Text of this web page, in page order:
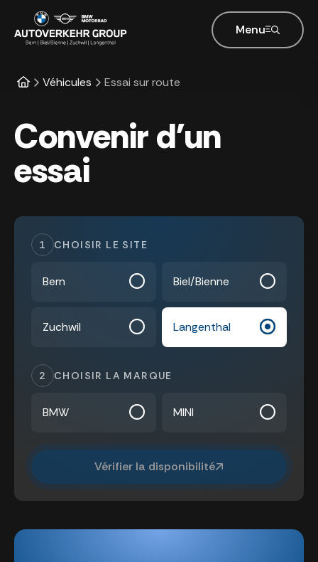
Menu
Véhicules Essai sur route
Convenir d'un
essai
1 CHOISIR LE SITE
Bern Biel/Bienne
Zuchwil Langenthal
2 CHOISIR LA MARQUE
BMW MINI
Vérifier la disponibilité